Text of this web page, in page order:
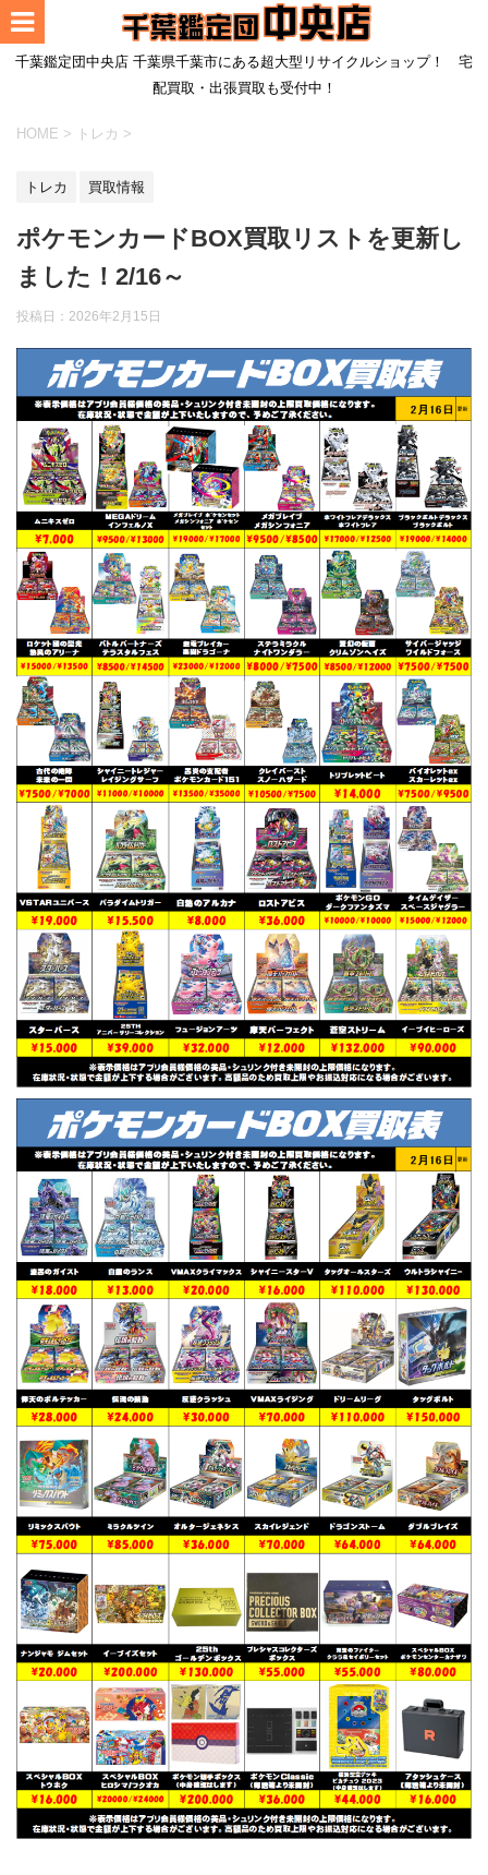
千葉鑑定団中央店 千葉県千葉市にある超大型リサイクルショップ！ 宅
配買取・出張買取も受付中！
HOME > トレカ >
トレカ 買取情報
ポケモンカードBOX買取リストを更新し
ました！2/16～
投稿日： 2026年2月15日